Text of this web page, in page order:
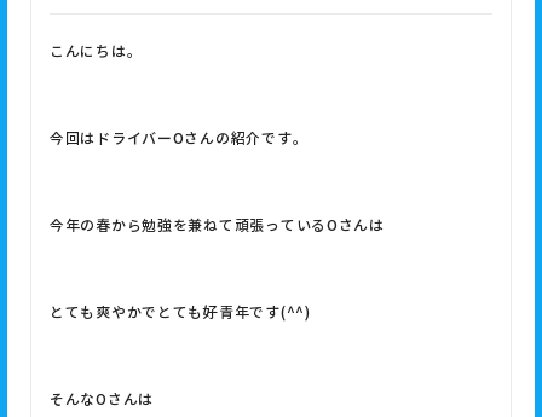
こんにちは。
今回はドライバーOさんの紹介です。
今年の春から勉強を兼ねて頑張っているOさんは
とても爽やかでとても好青年です(^^)
そんなOさんは